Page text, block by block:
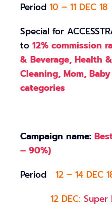
Period 10 – 11 DEC 18
Special for
to 12% commission
& Beverage, Health
Cleaning, Mom,
categories
Campaign name:
– 90%)
Period
12 – 14 DEC
12 DEC: Super